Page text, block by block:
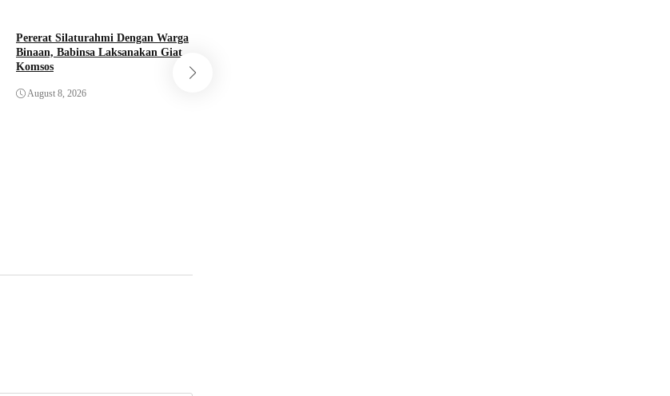
Pererat Silaturahmi Dengan Warga
Binaan, Babinsa Laksanakan Giat
Komsos
August 8, 2026